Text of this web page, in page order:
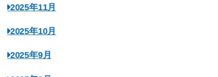
2025年11月
2025年10月
2025年9月